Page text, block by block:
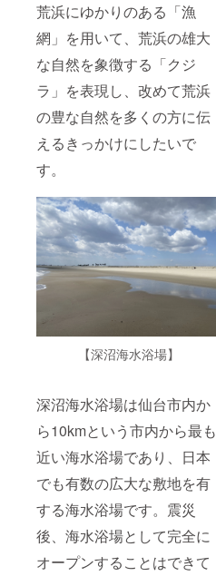
荒浜にゆかりのある「漁
網」を用いて、荒浜の雄大
な自然を象徴する「クジ
ラ」を表現し、改めて荒浜
の豊な自然を多くの方に伝
えるきっかけにしたいで
す。
【深沼海水浴場】
深沼海水浴場は仙台市内か
ら10kmという市内から最も
近い海水浴場であり、日本
でも有数の広大な敷地を有
する海水浴場です。震災
後、海水浴場として完全に
オープンすることはできて